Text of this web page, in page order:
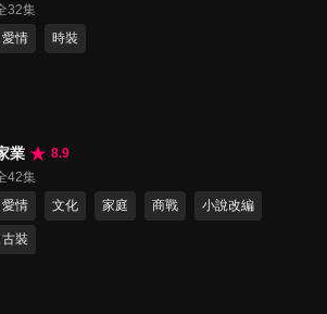
32集
愛情
時裝
業
8.9
42集
愛情
文化 家庭 商戰 小說改編
古裝